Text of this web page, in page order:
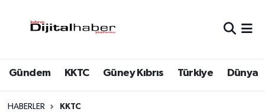
Gündem KKTC Güney Kıbrıs Türkiye Dünya
HABERLER KKTC
Trafik Durumu
Süper Lig Puan Durumu ve Fikstür